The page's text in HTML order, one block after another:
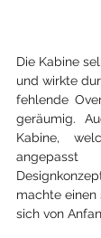
Die Kabine
und wirkte
fehlende
geräumig.
Kabine,
angepasst
machte einen
sich von